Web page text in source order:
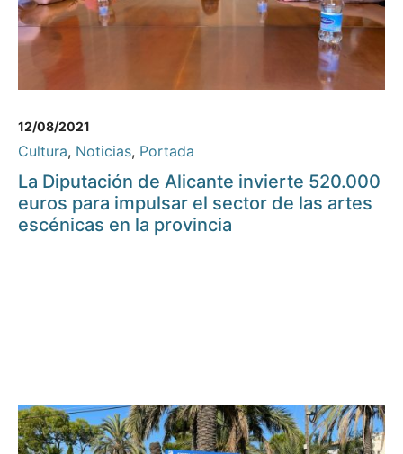
12/08/2021
Cultura, Noticias, Portada
La Diputación de Alicante invierte 520.000
euros para impulsar el sector de las artes
escénicas en la provincia